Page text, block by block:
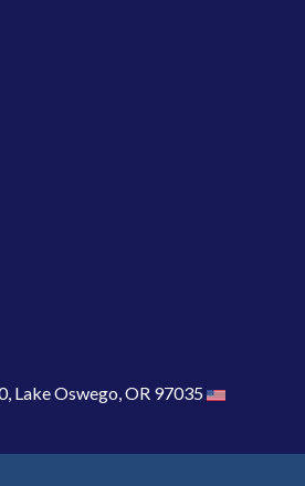
Lake Oswego, OR 97035